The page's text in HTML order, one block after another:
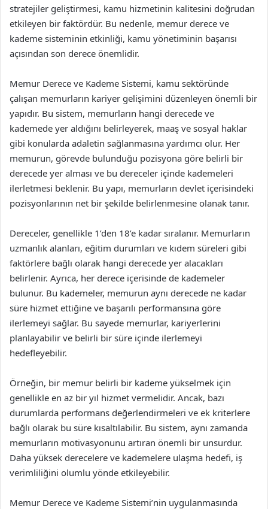
stratejiler geliştirmesi, kamu hizmetinin kalitesini doğrudan
etkileyen bir faktördür. Bu nedenle, memur derece ve
kademe sisteminin etkinliği, kamu yönetiminin başarısı
açısından son derece önemlidir.
Memur Derece ve Kademe Sistemi, kamu sektöründe
çalışan memurların kariyer gelişimini düzenleyen önemli bir
yapıdır. Bu sistem, memurların hangi derecede ve
kademede yer aldığını belirleyerek, maaş ve sosyal haklar
gibi konularda adaletin sağlanmasına yardımcı olur. Her
memurun, görevde bulunduğu pozisyona göre belirli bir
derecede yer alması ve bu dereceler içinde kademeleri
ilerletmesi beklenir. Bu yapı, memurların devlet içerisindeki
pozisyonlarının net bir şekilde belirlenmesine olanak tanır.
Dereceler, genellikle 1’den 18’e kadar sıralanır. Memurların
uzmanlık alanları, eğitim durumları ve kıdem süreleri gibi
faktörlere bağlı olarak hangi derecede yer alacakları
belirlenir. Ayrıca, her derece içerisinde de kademeler
bulunur. Bu kademeler, memurun aynı derecede ne kadar
süre hizmet ettiğine ve başarılı performansına göre
ilerlemeyi sağlar. Bu sayede memurlar, kariyerlerini
planlayabilir ve belirli bir süre içinde ilerlemeyi
hedefleyebilir.
Örneğin, bir memur belirli bir kademe yükselmek için
genellikle en az bir yıl hizmet vermelidir. Ancak, bazı
durumlarda performans değerlendirmeleri ve ek kriterlere
bağlı olarak bu süre kısaltılabilir. Bu sistem, aynı zamanda
memurların motivasyonunu artıran önemli bir unsurdur.
Daha yüksek derecelere ve kademelere ulaşma hedefi, iş
verimliliğini olumlu yönde etkileyebilir.
Memur Derece ve Kademe Sistemi’nin uygulanmasında